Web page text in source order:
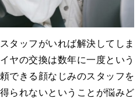
タッフがいれば解決してしま
ヤの交換は数年に一度という
できる顔なじみのスタッフを
られないということが悩みど